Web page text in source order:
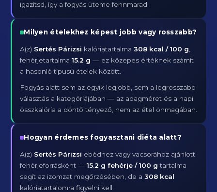
igazítsd, így a fogyás üteme fennmarad.
Milyen ételekhez képest jobb vagy rosszabb?
A(z) Sertés Párizsi kalóriatartalma308 kcal / 100 g
fehérjetartalma15.2 g — ez közepes értéknek számít
a hasonló típusú ételek között.
Fogyás alatt sem az egyik legjobb, sem a legrosszabb
választás a kategóriájában — az adagméret és a napi
összkalória a döntő tényező, nem az étel önmagában.
Hogyan érdemes fogyasztani diéta alatt?
A(z) Sertés Párizsi ebédhez vagy vacsorához ajánlott
fehérjeforrásként —15.2 g fehérje / 100 g tartalma
segít az izomzat megőrzésében, de a308 kcal
kalóriatartalomra figyelni kell.